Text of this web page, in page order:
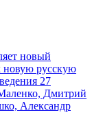
новый
новую русскую
27
Дмитрий
Александр